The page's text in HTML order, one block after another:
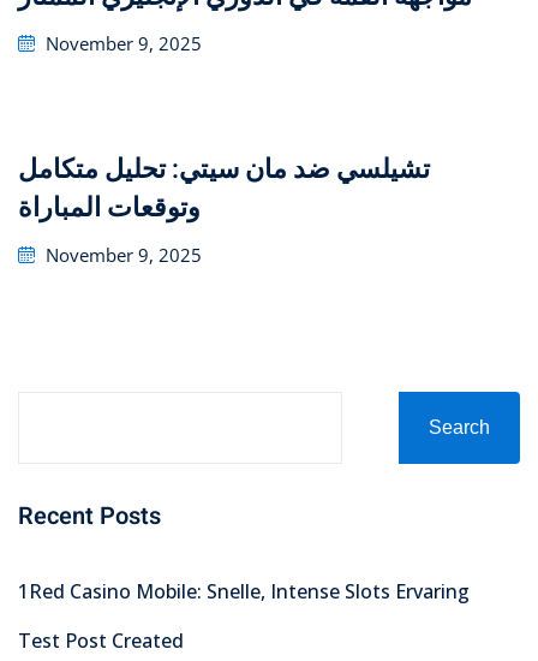
Posted
November 9, 2025
تشيلسي ضد مان سيتي: تحليل متكامل
وتوقعات المباراة
Posted
November 9, 2025
Search
Recent Posts
1Red Casino Mobile: Snelle, Intense Slots Ervaring
Test Post Created